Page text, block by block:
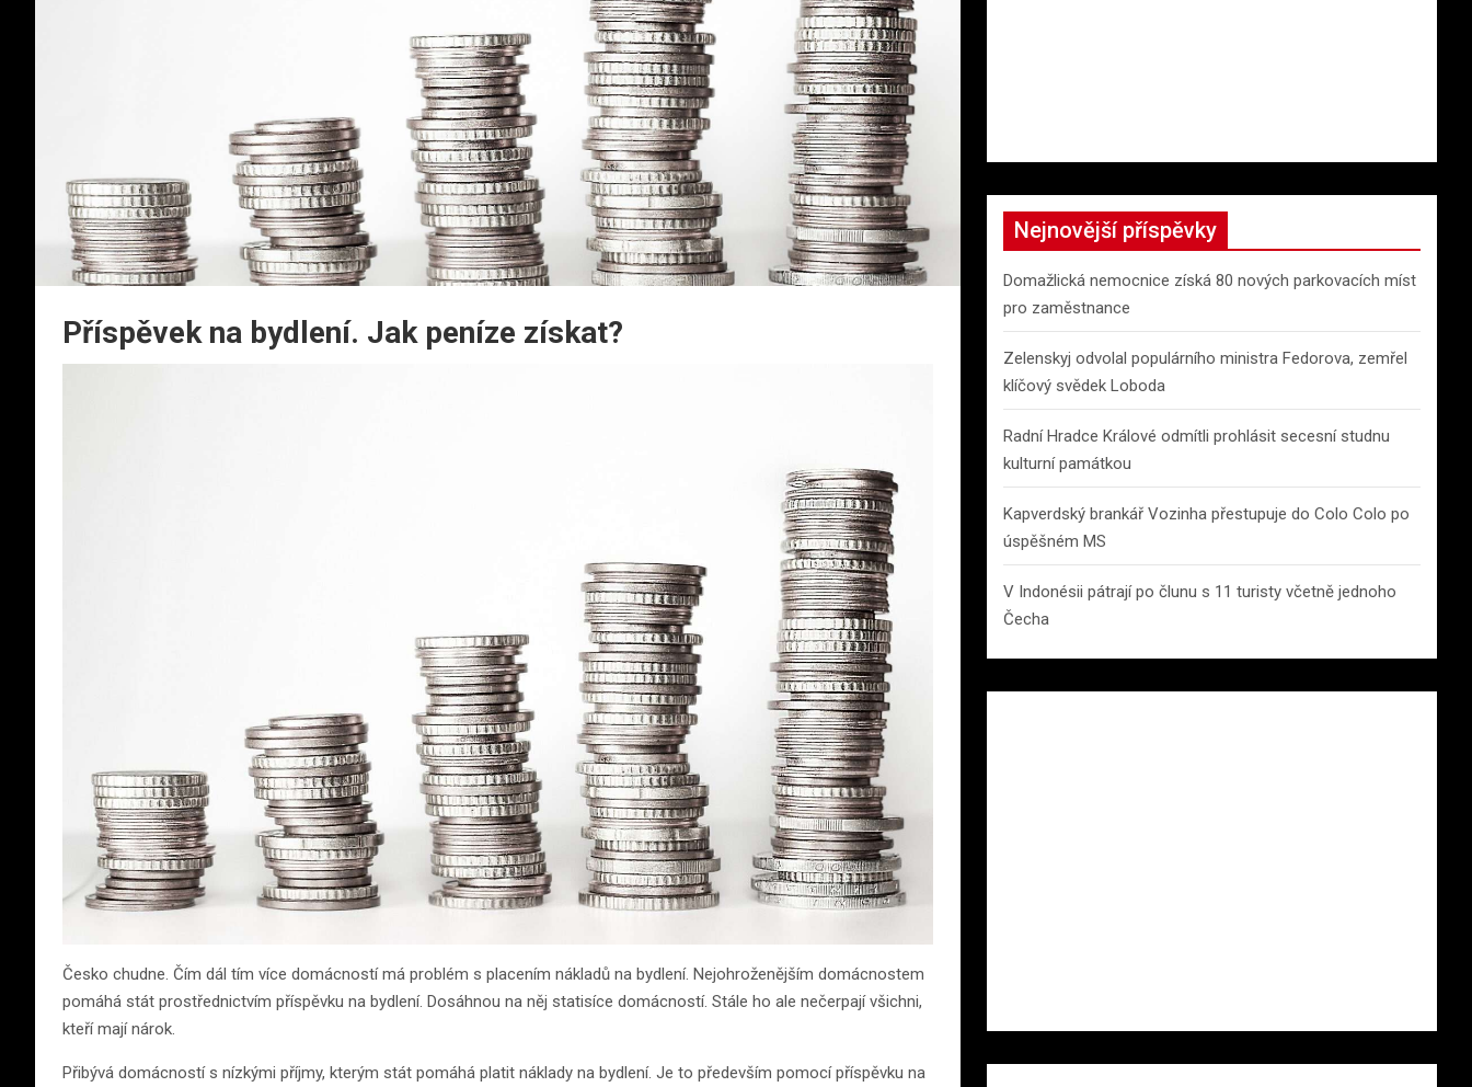
Příspěvek na bydlení. Jak peníze získat?
Česko chudne. Čím dál tím více domácností má problém s placením nákladů na bydlení. Nejohroženějším domácnostem
pomáhá stát prostřednictvím příspěvku na bydlení. Dosáhnou na něj statisíce domácností. Stále ho ale nečerpají všichni,
kteří mají nárok.
Přibývá domácností s nízkými příjmy, kterým stát pomáhá platit náklady na bydlení. Je to především pomocí příspěvku na
Nejnovější příspěvky
Domažlická nemocnice získá 80 nových parkovacích míst
pro zaměstnance
Zelenskyj odvolal populárního ministra Fedorova, zemřel
klíčový svědek Loboda
Radní Hradce Králové odmítli prohlásit secesní studnu
kulturní památkou
Kapverdský brankář Vozinha přestupuje do Colo Colo po
úspěšném MS
V Indonésii pátrají po člunu s 11 turisty včetně jednoho
Čecha